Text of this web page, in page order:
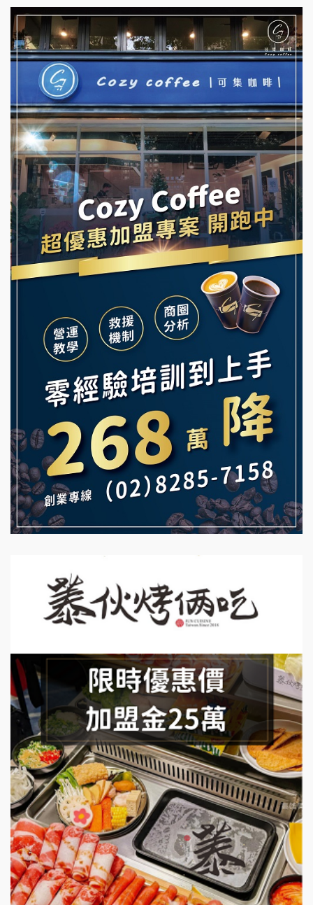
彭富貴加盟說明會
NU PASTA義大利麵加盟說明會
潮鍋癮加盟說明會
蓁伙烤倆吃加盟說明會
霏等茶加盟說明會
早安山丘加盟說明會
冰封仙果加盟說明會
Ramble Café 漫步藍咖啡加盟說明會
微風亭鐵板燒加盟說明會
鮮茶道加盟說明會
【曉妍美妝】誠徵行政櫃檯
自助洗衣店誠徵代洗收送人員(台中市)
MUSHEN徵SPA美容芳療師
日十。早午食加盟說明會
拾鑶火鍋加盟說明會
杜芳子古味茶鋪加盟說明會
優握握×酸奶大獅加盟說明會
冬城門加盟說明會
拾鑶火鍋加盟說明會
阿性情趣無人販售所加盟明會
龍涎居好湯加盟說明會
舒油頭加盟說明會
韓金量加盟說明會
Mr.Wish加盟說明會
白鬍泡泡 BOHO POPO加盟說明會
雞咕雞咕加盟說明會
TEA TOP加盟說明會
珍好味臭臭鍋加盟說明會
藍象廷泰式火鍋加盟說明會
上宇林加盟說明會
莫尼早餐Morni加盟說明會
手作功夫茶加盟說明會
SHARE TEA歇腳亭加盟說明會
潮味決-湯滷專門店加盟說明會
鬍子茶加盟說明會
鮮茶道加盟說明會
微風亭鐵板燒加盟說明會
漫步藍咖啡加盟說明會
明石章魚燒加盟說明會